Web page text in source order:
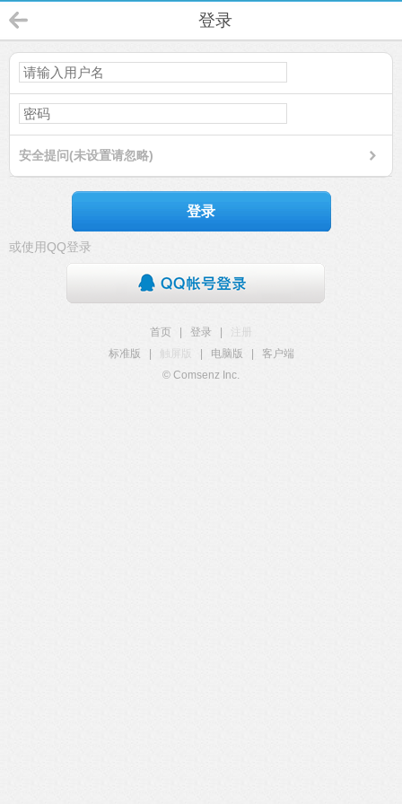
登录
安全提问(未设置请忽略)
登录
或使用QQ登录
首页 登录
注册
标准版
触屏版 电脑版
客户端
© Comsenz Inc.